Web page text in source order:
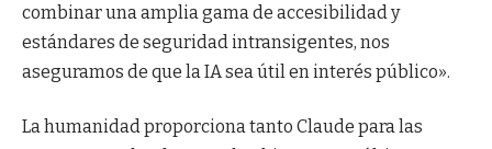
combinar una amplia gama de accesibilidad y
estándares de seguridad intransigentes, nos
aseguramos de que la IA sea útil en interés público».
La humanidad proporciona tanto Claude para las